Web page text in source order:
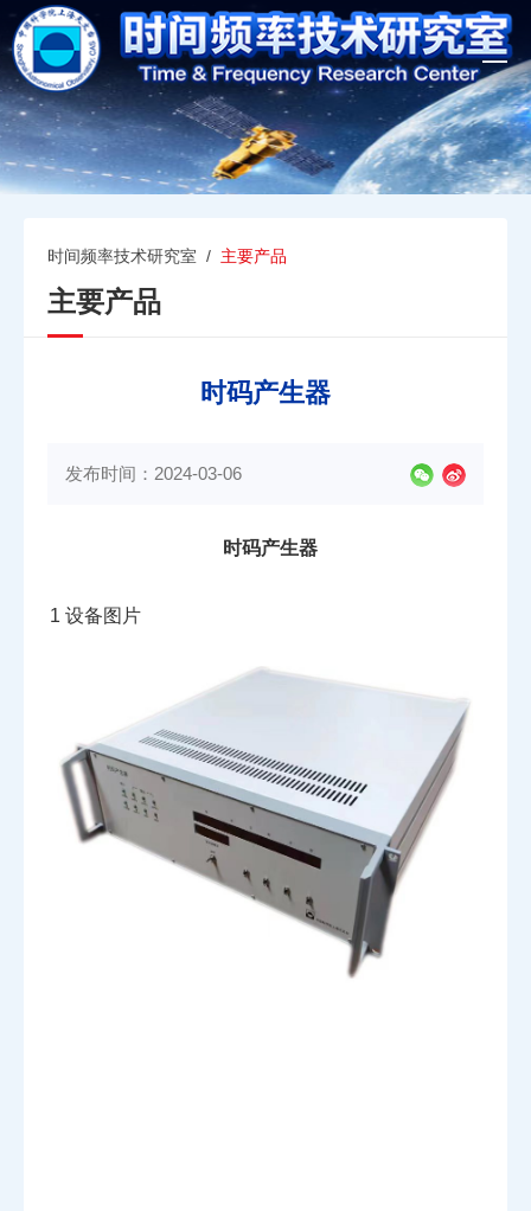
T
o
g
g
e
时间频率技术研究室 / 主要产品
主要产品
时码产生器
发布时间：2024-03-06
时码产生器
1 设备图片